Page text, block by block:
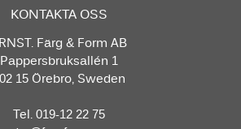
KONTAKTA OSS
Färg & Form AB
Pappersbruksallén 1
15 Örebro, Sweden
Tel. 019-12 22 75